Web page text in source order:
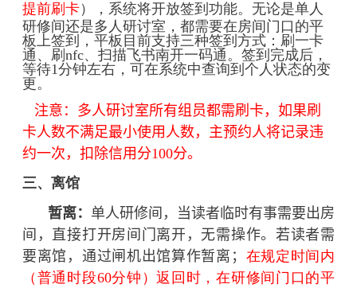
提前刷卡），系统将开放签到功能。 无论是单人
研修间还是多人研讨室，都需要在房间门口的平
板上签到，平板目前支持三种签到方式：刷一卡
通、刷nfc、扫描飞书南开一码通。签到完成后，
等待1分钟左右，可在系统中查询到个人状态的变
更。
注意：多人研讨室所有组员都需刷卡，如果刷
卡人数不满足最小使用人数，主预约人将记录违
约一次，扣除信用分100分。
三、离馆
暂离： 单人研修间，
当读者临时有事需要出房
间，直接打开房间门离开，无需操作。若读者需
要离馆，通过闸机出馆算作暂离； 在规定时间内
（普通时段60分钟）返回时，在研修间门口的平